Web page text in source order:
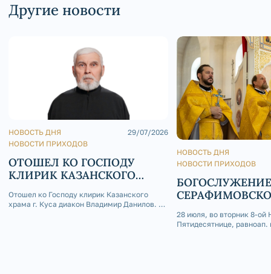
Другие новости
НОВОСТЬ ДНЯ
НОВОСТИ ПРИХОДОВ
29/07/2026
ОТОШЕЛ КО ГОСПОДУ
КЛИРИК КАЗАНСКОГО
ВЛАДИМИР ДАНИЛОВ
Отошел ко Господу клирик Казанского
храма г. Куса диакон Владимир Данилов. 29
НОВОСТЬ ДНЯ
НОВОСТИ ПРИХОДОВ
28 июля, во вторник 8-ой
Пятидесятнице, равноап.